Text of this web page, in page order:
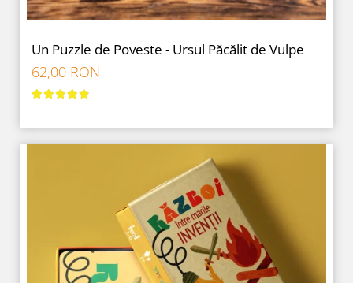
Un Puzzle de Poveste - Ursul Păcălit de Vulpe
62,00 RON